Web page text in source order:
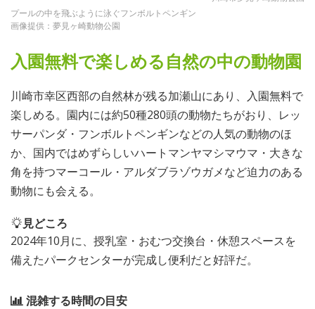
プールの中を飛ぶように泳ぐフンボルトペンギン
画像提供：夢見ヶ崎動物公園
入園無料で楽しめる自然の中の動物園
川崎市幸区西部の自然林が残る加瀬山にあり、入園無料で
楽しめる。園内には約50種280頭の動物たちがおり、レッ
サーパンダ・フンボルトペンギンなどの人気の動物のほ
か、国内ではめずらしいハートマンヤマシマウマ・大きな
角を持つマーコール・アルダブラゾウガメなど迫力のある
動物にも会える。
見どころ
2024年10月に、授乳室・おむつ交換台・休憩スペースを
備えたパークセンターが完成し便利だと好評だ。
混雑する時間の目安